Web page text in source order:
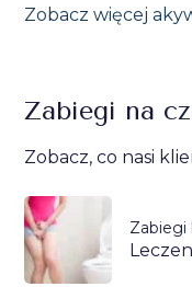
Zobacz więcej
Zabiegi na
Zobacz, co nasi
Zabiegi